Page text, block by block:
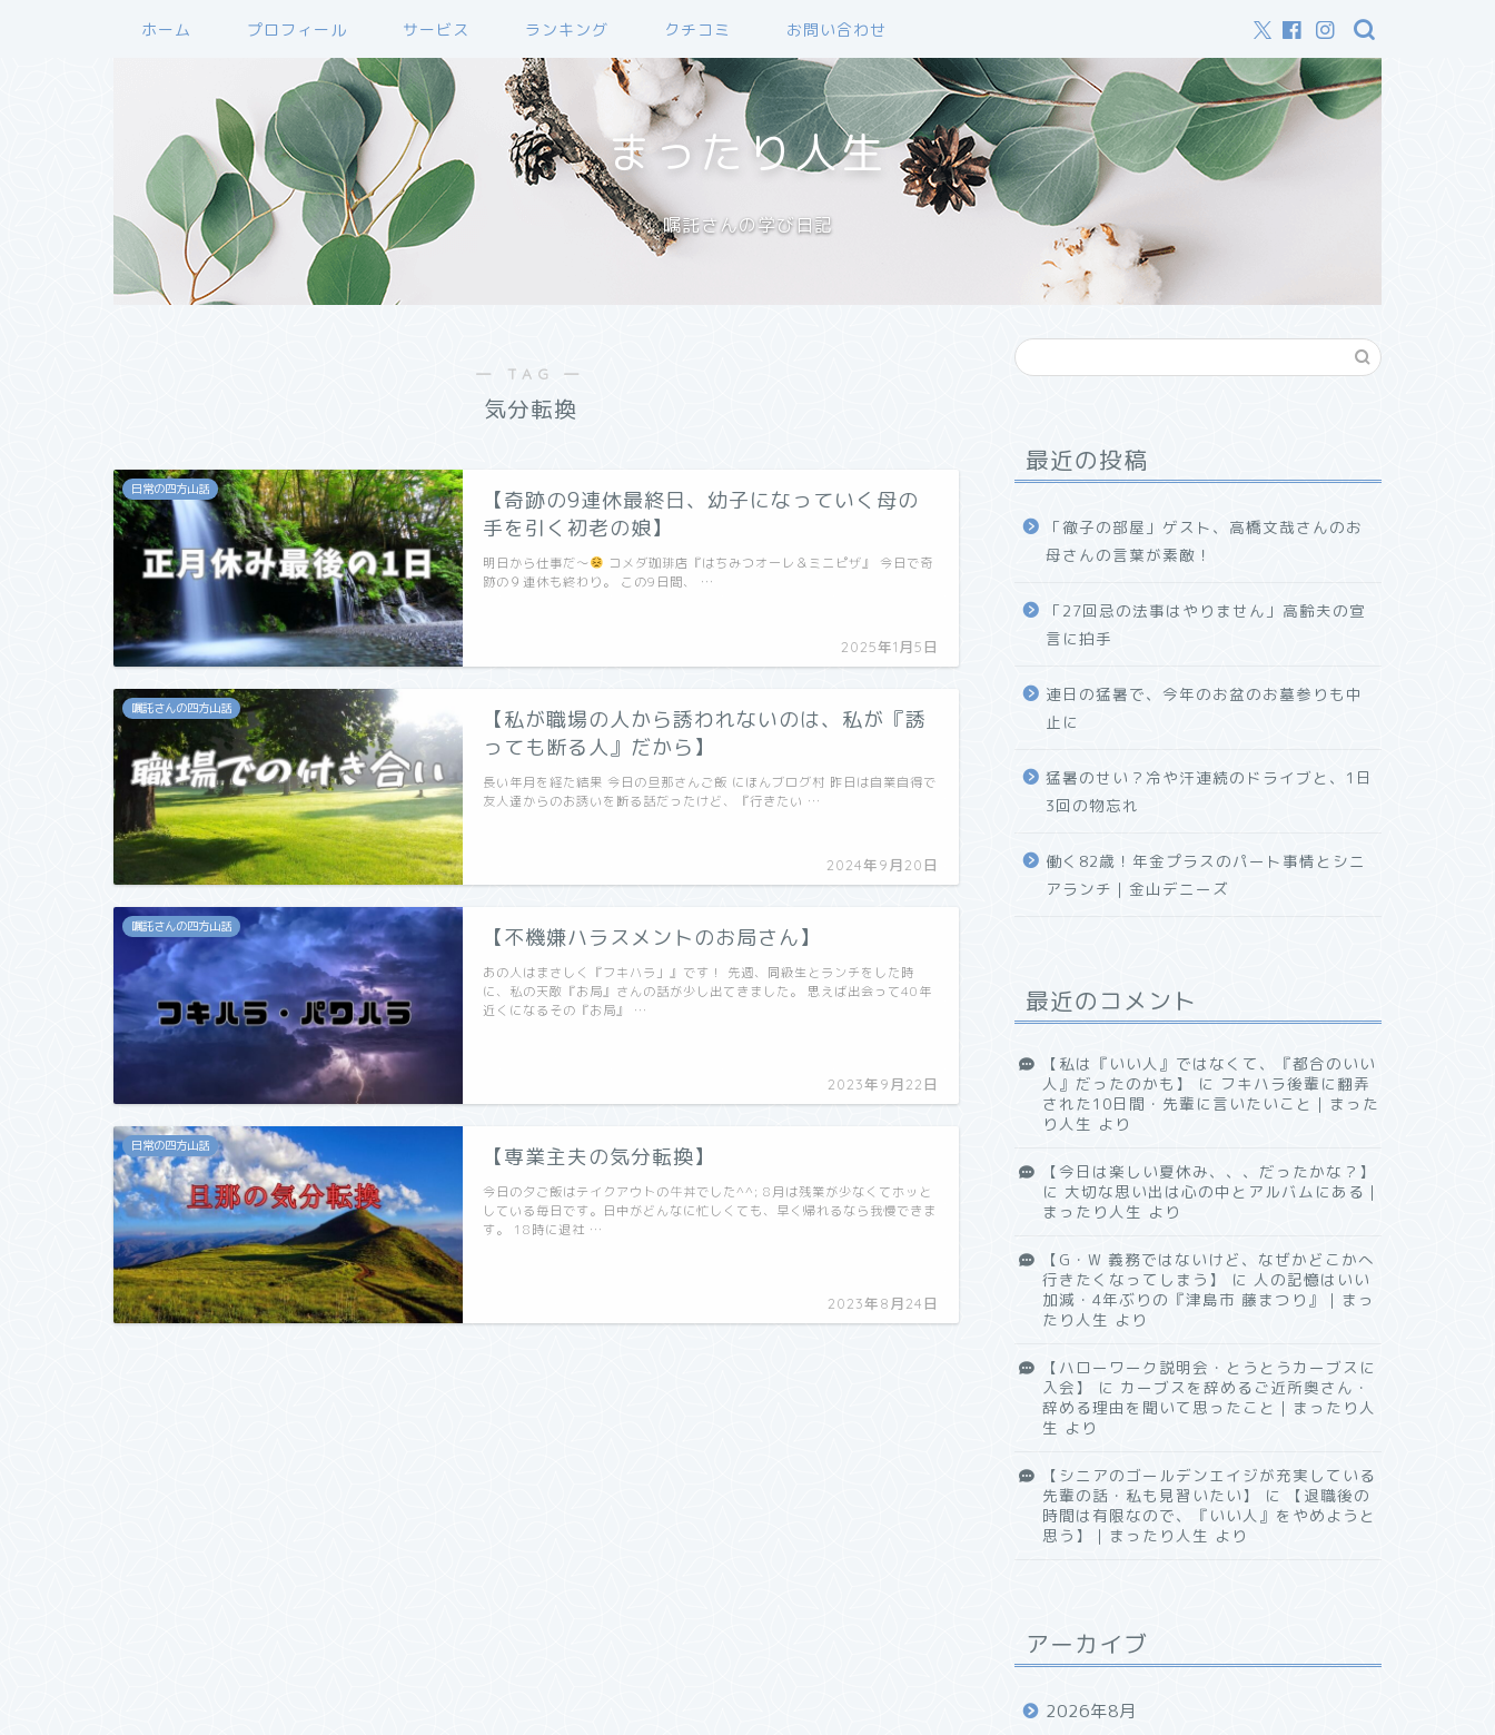
ホーム プロフィール サービス ランキング クチコミ お問い合わせ
まったり人生
嘱託さんの学び日記
― TAG ―
気分転換
日常の四方山話
【奇跡の9連休最終日、幼子になっていく母の
手を引く初老の娘】
2025年1月5日
明日から仕事だ〜
コメダ珈琲店『はちみつオーレ＆ミニピザ』 今日で奇
跡の９連休も終わり。 この9日間、 …
嘱託さんの四方山話
【私が職場の人から誘われないのは、私が『誘
っても断る人』だから】
2024年9月20日
長い年月を経た結果 今日の旦那さんご飯 にほんブログ村 昨日は自業自得で
友人達からのお誘いを断る話だったけど、『行きたい …
嘱託さんの四方山話 【不機嫌ハラスメントのお局さん】
2023年9月22日
あの人はまさしく『フキハラ」』です！ 先週、同級生とランチをした時
に、私の天敵『お局』さんの話が少し出てきました。 思えば出会って40年
近くになるその『お局』 …
日常の四方山話 【専業主夫の気分転換】
2023年8月24日
今日の夕ご飯はテイクアウトの牛丼でした^^; 8月は残業が少なくてホッと
している毎日です。日中がどんなに忙しくても、早く帰れるなら我慢できま
す。 18時に退社 …
最近の投稿
「徹子の部屋」ゲスト、高橋文哉さんのお
母さんの言葉が素敵！
「27回忌の法事はやりません」高齢夫の宣
言に拍手
連日の猛暑で、今年のお盆のお墓参りも中
止に
猛暑のせい？冷や汗連続のドライブと、1日
3回の物忘れ
働く82歳！年金プラスのパート事情とシニ
アランチ｜金山デニーズ
最近のコメント
【私は『いい人』ではなくて、『都合のいい
人』だったのかも】
に フキハラ後輩に翻弄
された10日間・先輩に言いたいこと｜まった
り人生 より
【今日は楽しい夏休み、、、だったかな？】
に 大切な思い出は心の中とアルバムにある｜
まったり人生 より
【G・W 義務ではないけど、なぜかどこかへ
行きたくなってしまう】
に 人の記憶はいい
加減・4年ぶりの『津島市 藤まつり』｜まっ
たり人生 より
【ハローワーク説明会・とうとうカーブスに
入会】
に カーブスを辞めるご近所奥さん・
辞める理由を聞いて思ったこと｜まったり人
生 より
【シニアのゴールデンエイジが充実している
先輩の話・私も見習いたい】
に
【退職後の
時間は有限なので、『いい人』をやめようと
思う】｜まったり人生 より
アーカイブ
2026年8月